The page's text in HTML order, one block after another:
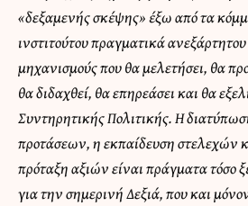
«δεξαμενής σκέψης» έξω από τα
ινστιτούτου πραγματικά
μηχανισμούς που θα μελετήσει, θα
θα διδαχθεί, θα επηρεάσει και θα
Συντηρητικής Πολιτικής. Η
προτάσεων, η εκπαίδευση στελεχών
πρόταξη αξιών είναι πράγματα
για την σημερινή Δεξιά, που και